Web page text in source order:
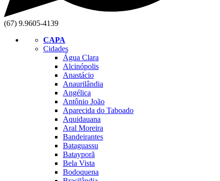
(67) 9.9605-4139
CAPA
Cidades
Água Clara
Alcinópolis
Anastácio
Anaurilândia
Angélica
Antônio João
Aparecida do Taboado
Aquidauana
Aral Moreira
Bandeirantes
Bataguassu
Batayporã
Bela Vista
Bodoquena